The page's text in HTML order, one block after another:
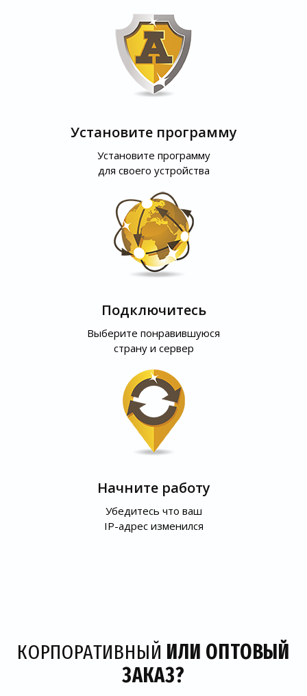
Установите программу
Установите программу
для своего устройства
Подключитесь
Выберите понравившуюся
страну и сервер
Начните работу
Убедитесь что ваш
IP-адрес изменился
КОРПОРАТИВНЫЙ ИЛИ ОПТОВЫЙ
ЗАКАЗ?